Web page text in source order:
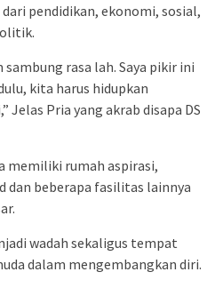
pendidikan, ekonomi, sosial,
rasa lah. Saya pikir ini
kita harus hidupkan
Pria yang akrab disapa DS
memiliki rumah aspirasi,
dan beberapa fasilitas lainnya
wadah sekaligus tempat
dalam mengembangkan diri.